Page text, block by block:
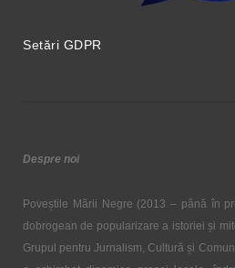
Setări GDPR
Despre noi
Poveștile Mării Negre (2013 – până în
dobrogean de popularizare a istoriei și
Grupul pentru Jurnalism, Cultură și